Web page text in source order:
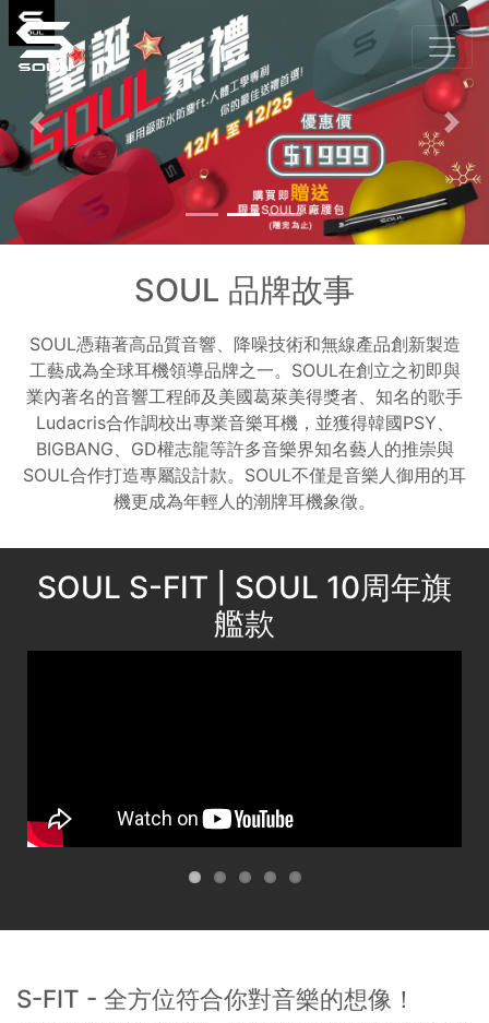
Previous Next
SOUL 品牌故事
SOUL憑藉著高品質音響、降噪技術和無線產品創新製造
工藝成為全球耳機領導品牌之一。SOUL在創立之初即與
業內著名的音響工程師及美國葛萊美得獎者、知名的歌手
Ludacris合作調校出專業音樂耳機，並獲得韓國PSY、
BIGBANG、GD權志龍等許多音樂界知名藝人的推崇與
SOUL合作打造專屬設計款。SOUL不僅是音樂人御用的耳
SOUL S-NANO Ultra
S-FIT - 全方位符合你對音樂的想像！